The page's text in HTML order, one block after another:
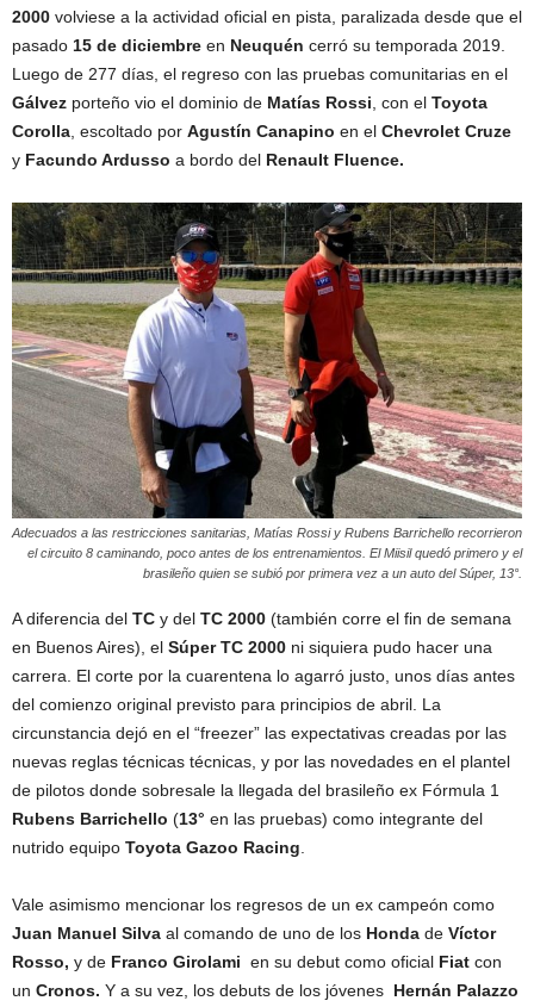
2000 volviese a la actividad oficial en pista, paralizada desde que el
pasado 15 de diciembre en Neuquén cerró su temporada 2019.
Luego de 277 días, el regreso con las pruebas comunitarias en el
Gálvez porteño vio el dominio de Matías Rossi, con el Toyota
Corolla, escoltado por Agustín Canapino en el Chevrolet Cruze
y Facundo Ardusso a bordo del Renault Fluence.
Adecuados a las restricciones sanitarias, Matías Rossi y Rubens Barrichello recorrieron
el circuito 8 caminando, poco antes de los entrenamientos. El Miisil quedó primero y el
brasileño quien se subió por primera vez a un auto del Súper, 13°.
A diferencia del TC y del TC 2000 (también corre el fin de semana
en Buenos Aires), el Súper TC 2000 ni siquiera pudo hacer una
carrera. El corte por la cuarentena lo agarró justo, unos días antes
del comienzo original previsto para principios de abril. La
circunstancia dejó en el “freezer” las expectativas creadas por las
nuevas reglas técnicas técnicas, y por las novedades en el plantel
de pilotos donde sobresale la llegada del brasileño ex Fórmula 1
Rubens Barrichello (13° en las pruebas) como integrante del
nutrido equipo Toyota Gazoo Racing
Vale asimismo mencionar los regresos de un ex campeón como
Juan Manuel Silva al comando de uno de los Honda de Víctor
Rosso, y de Franco Girolami en su debut como oficial Fiat con
un Cronos. Y a su vez, los debuts de los jóvenes Hernán Palazzo